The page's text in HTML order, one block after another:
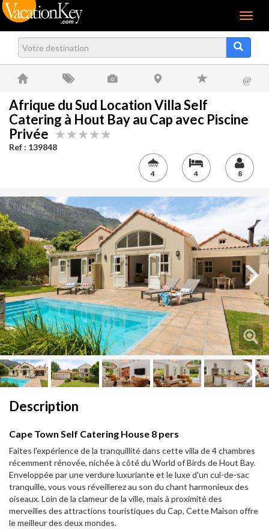
Menu
@
Afrique du Sud Location Villa Self
Catering à Hout Bay au Cap avec Piscine
Privée
Ref : 139848
4 4 8
Next
Description
Cape Town Self Catering House 8 pers
Faites l'expérience de la tranquillité dans cette villa de 4 chambres
récemment rénovée, nichée à côté du World of Birds de Hout Bay.
Enveloppée par une verdure luxuriante et le luxe d'un cul-de-sac
tranquille, vous vous réveillerez au son du chant harmonieux des
oiseaux. Loin de la clameur de la ville, mais à proximité des
merveilles des attractions touristiques du Cap, Cette Maison offre
le meilleur des deux mondes.